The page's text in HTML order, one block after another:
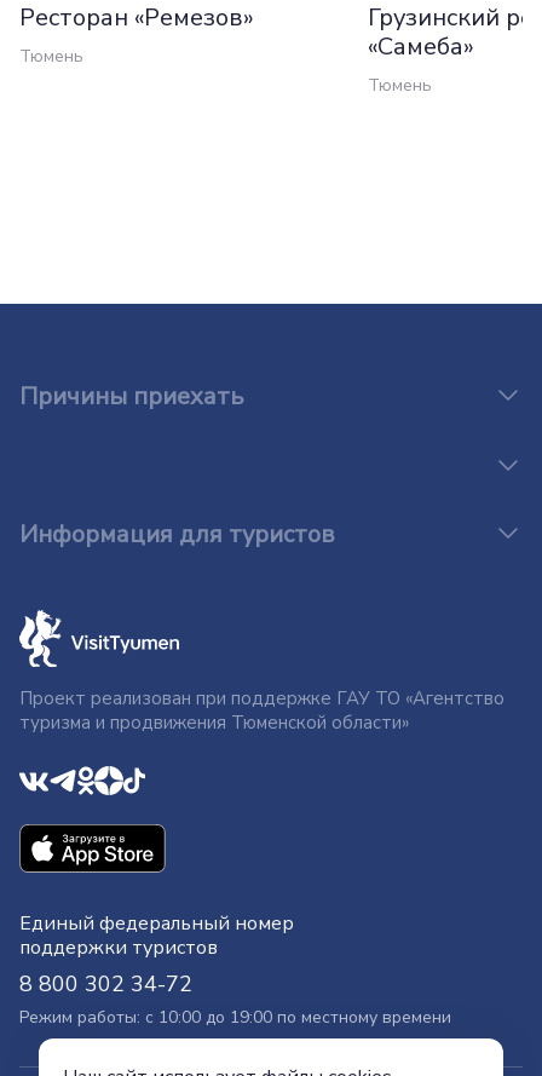
Ресторан «Ремезов»
Тюмень
Грузинский
«Самеба»
Тюмень
Причины приехать
Информация для туристов
Проект реализован при поддержке ГАУ ТО «Агентство
туризма и продвижения Тюменской области»
Единый федеральный номер
поддержки туристов
8 800 302 34-72
Режим работы: с 10:00 до 19:00 по местному времени